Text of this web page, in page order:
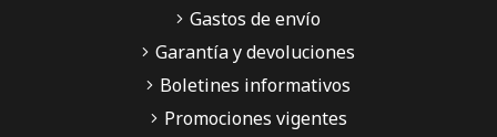
Gastos de envío
Garantía y devoluciones
Boletines informativos
Promociones vigentes